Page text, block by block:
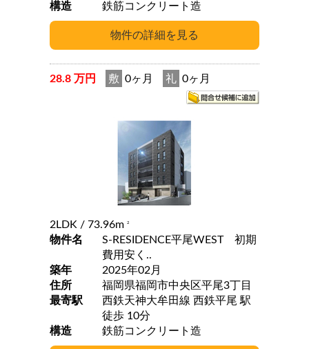
構造
鉄筋コンクリート造
28.8 万円 敷 0ヶ月 礼 0ヶ月
2LDK / 73.96m 2
物件名
S-RESIDENCE平尾WEST 初期
費用安く..
築年
2025年02月
住所
福岡県福岡市中央区平尾3丁目
最寄駅
西鉄天神大牟田線 西鉄平尾 駅
徒歩 10分
構造
鉄筋コンクリート造